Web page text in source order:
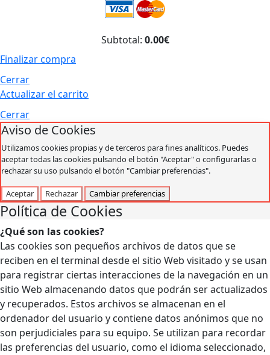
Subtotal: 0.00€
Finalizar compra
Cerrar
Actualizar el carrito
Cerrar
Aviso de Cookies
Utilizamos cookies propias y de terceros para fines analíticos. Puedes
aceptar todas las cookies pulsando el botón "Aceptar" o configurarlas o
rechazar su uso pulsando el botón "Cambiar preferencias".
Aceptar Rechazar Cambiar preferencias
Política de Cookies
¿Qué son las cookies?
Las cookies son pequeños archivos de datos que se
reciben en el terminal desde el sitio Web visitado y se usan
para registrar ciertas interacciones de la navegación en un
sitio Web almacenando datos que podrán ser actualizados
y recuperados. Estos archivos se almacenan en el
ordenador del usuario y contiene datos anónimos que no
son perjudiciales para su equipo. Se utilizan para recordar
las preferencias del usuario, como el idioma seleccionado,